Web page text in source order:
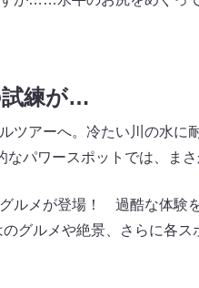
試練が…
ツアーへ。冷たい川の水に
パワースポットでは、まさ
ルメが登場！ 過酷な体験
グルメや絶景、さらに各ス